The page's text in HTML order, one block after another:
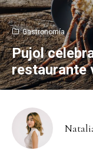
Gastronomía
Pujol
restaurante